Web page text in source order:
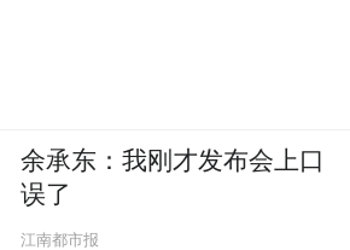
余承东：我刚才发布会上口
误了
江南都市报